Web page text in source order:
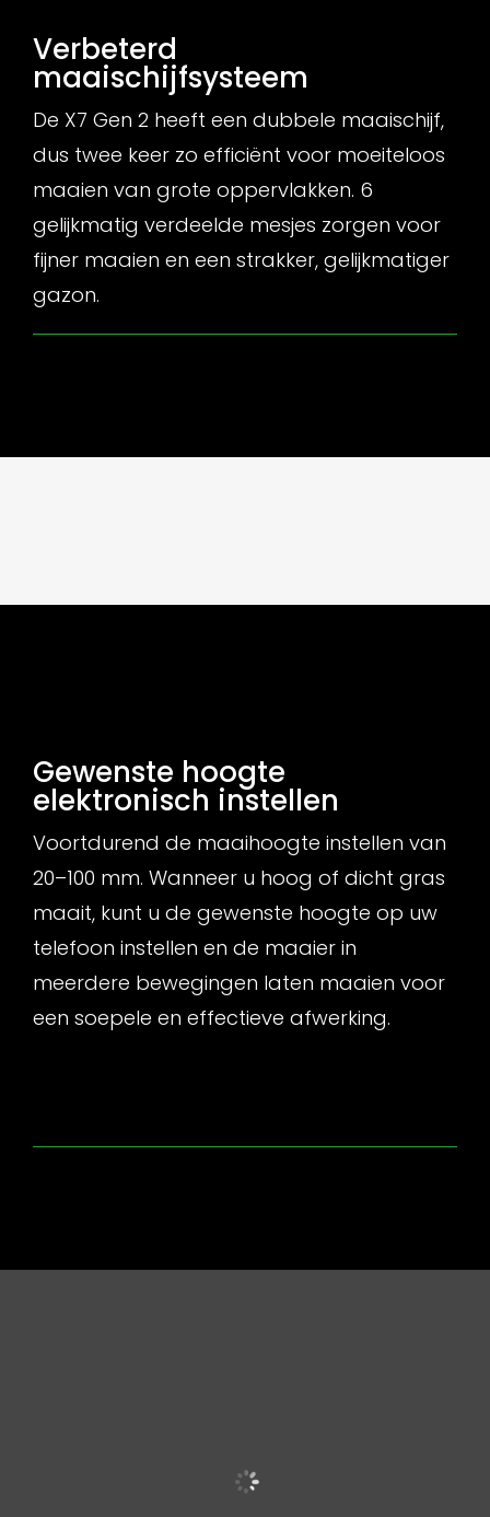
Verbeterd
maaischijfsysteem
De X7 Gen 2 heeft een dubbele maaischijf,
dus twee keer zo efficiënt voor moeiteloos
maaien van grote oppervlakken. 6
gelijkmatig verdeelde mesjes zorgen voor
fijner maaien en een strakker, gelijkmatiger
gazon.
Gewenste hoogte
elektronisch instellen
Voortdurend de maaihoogte instellen van
20–100 mm. Wanneer u hoog of dicht gras
maait, kunt u de gewenste hoogte op uw
telefoon instellen en de maaier in
meerdere bewegingen laten maaien voor
een soepele en effectieve afwerking.